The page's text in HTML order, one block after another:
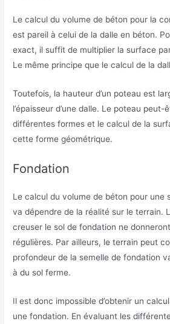
Le calcul du volume de béton pour la
est pareil à celui de la dalle en béton.
exact, il suffit de multiplier la surface
Le même principe que le calcul de la
Toutefois, la hauteur d’un poteau est
l’épaisseur d’une dalle. Le poteau
différentes formes et le calcul de la
cette forme géométrique.
Fondation
Le calcul du volume de béton pour une
va dépendre de la réalité sur le terrain.
creuser le sol de fondation ne
régulières. Par ailleurs, le terrain peut
profondeur de la semelle de fondation
à du sol ferme.
Il est donc impossible d’obtenir un
une fondation. En évaluant les